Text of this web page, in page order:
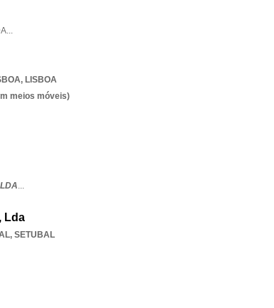
...
, LISBOA
meios móveis)
...
Lda
, SETUBAL